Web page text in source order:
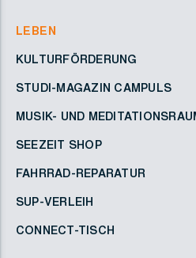
LEBEN
KULTURFÖRDERUNG
STUDI-MAGAZIN CAMPULS
MUSIK- UND
SEEZEIT SHOP
FAHRRAD-REPARATUR
SUP-VERLEIH
CONNECT-TISCH